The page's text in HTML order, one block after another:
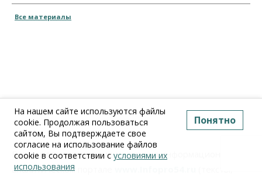
Все материалы
Вся информация, размещенная на информационно-
аналитическом портале
На нашем сайте используются файлы
cookie. Продолжая пользоваться
сайтом, Вы подтверждаете свое
согласие на использование файлов
cookie в соответствии с условиями их
использования
Понятно